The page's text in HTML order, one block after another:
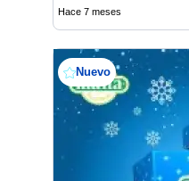
Hace 7 meses
Nuevo